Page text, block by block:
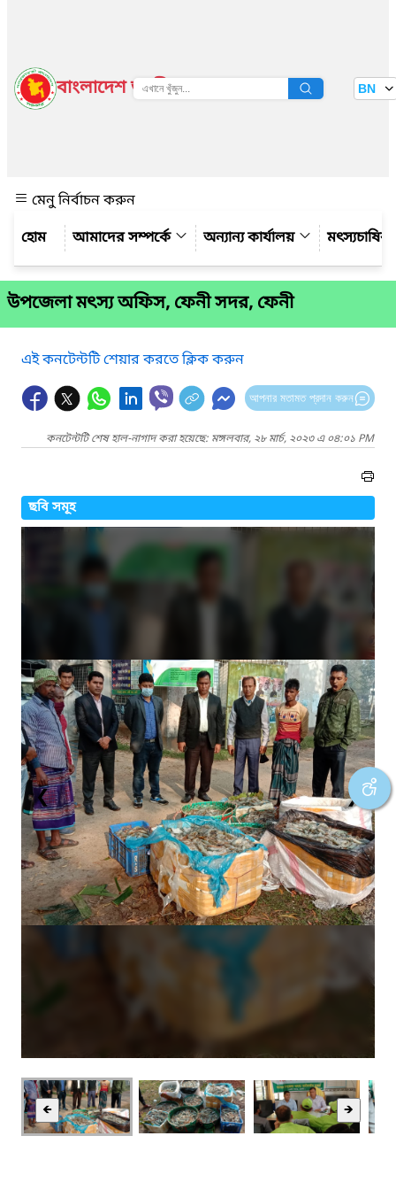
বাংলাদেশ জাতীয় তথ্য বাতায়ন BN
মেনু নির্বাচন করুন
আমাদের সম্পর্কে
অন্যান্য কার্যালয় মৎস্যচাষির
উপজেলা মৎস্য অফিস, ফেনী সদর, ফেনী
এই কনটেন্টটি শেয়ার করতে ক্লিক করুন
আপনার মতামত প্রদান করুন
কনটেন্টটি শেষ হাল-নাগাদ করা হয়েছে: মঙ্গলবার, ২৮ মার্চ, ২০২৩ এ ০৪:০১ PM
ছবি সমূহ
❮ ❯
🡸 🡺